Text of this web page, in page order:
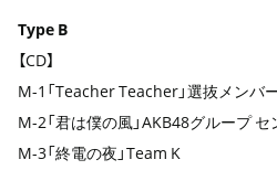
Type B
【CD】
M-1「Teacher Teacher」選抜メンバ
M-2「君は僕の風」AKB48グループ
M-3「終電の夜」Team K